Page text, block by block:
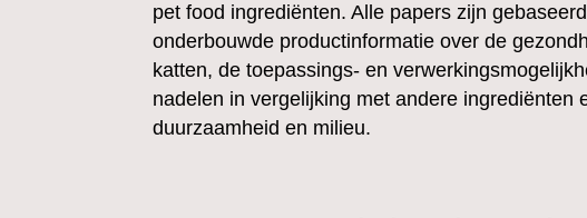
pet food ingrediënten. Alle papers zijn
onderbouwde productinformatie over de
katten, de toepassings- en
nadelen in vergelijking met andere ingrediënten
duurzaamheid en milieu.